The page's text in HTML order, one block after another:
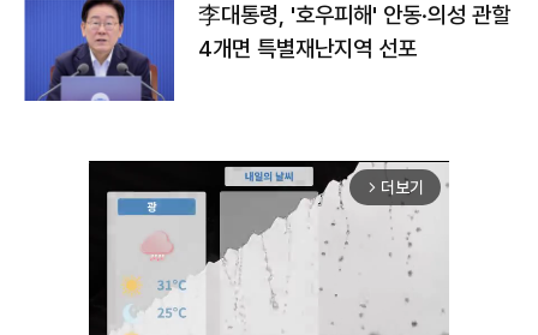
李대통령, '호우피해' 안동·의성 관할
4개면 특별재난지역 선포
arrow_forward_ios 더보기